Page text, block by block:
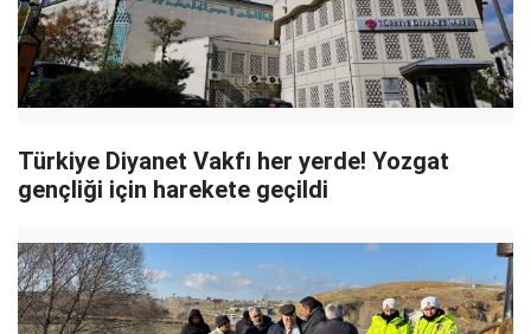
Türkiye Diyanet Vakfı her yerde! Yozgat
gençliği için harekete geçildi